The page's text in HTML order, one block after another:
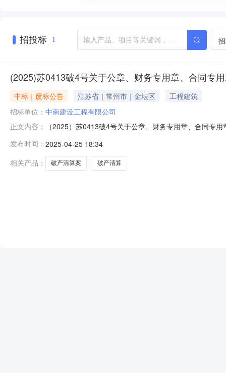
招投标 1
(2025)苏0413破4号关于公章、财务专用章、合同专
中标｜废标公告 江苏省｜常州市｜金坛区
工程建筑
招标单位： 中南建设工程有限公司
正文内容：
（2025）苏0413破4号关于公章、财务专用章、合同专
设”)的破产清算一案，并于2025年3月27日作出(2025)苏
发布时间： 2025-04-25 18:34
相关产品：
破产清算案 破产清算